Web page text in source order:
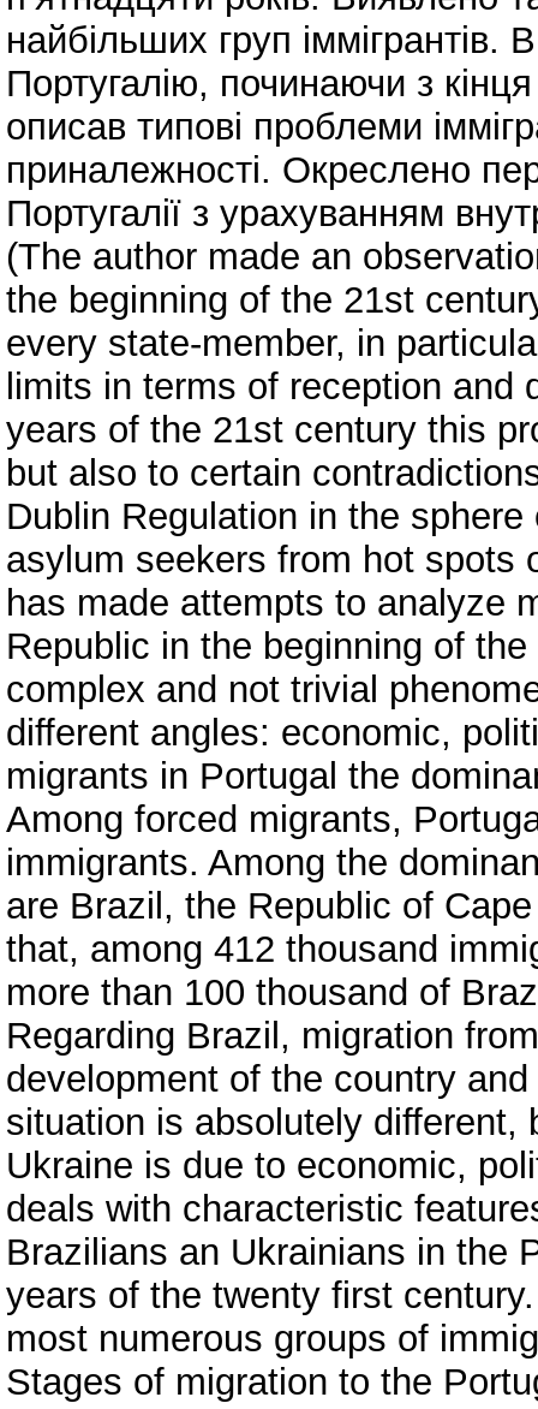
найбільших груп іммігрантів.
Португалію, починаючи з
описав типові проблеми
приналежності. Окреслено
Португалії з урахуванням
(The author made an
the beginning of the 21st
every state‐member, in
limits in terms of reception
years of the 21st century this
but also to certain
Dublin Regulation in the
asylum seekers from hot spots
has made attempts to analyze
Republic in the beginning of
complex and not trivial
different angles: economic,
migrants in Portugal the
Among forced migrants,
immigrants. Among the
are Brazil, the Republic of
that, among 412 thousand
more than 100 thousand of
Regarding Brazil, migration
development of the country
situation is absolutely different,
Ukraine is due to economic,
deals with characteristic
Brazilians an Ukrainians in the
years of the twenty first
most numerous groups of
Stages of migration to the